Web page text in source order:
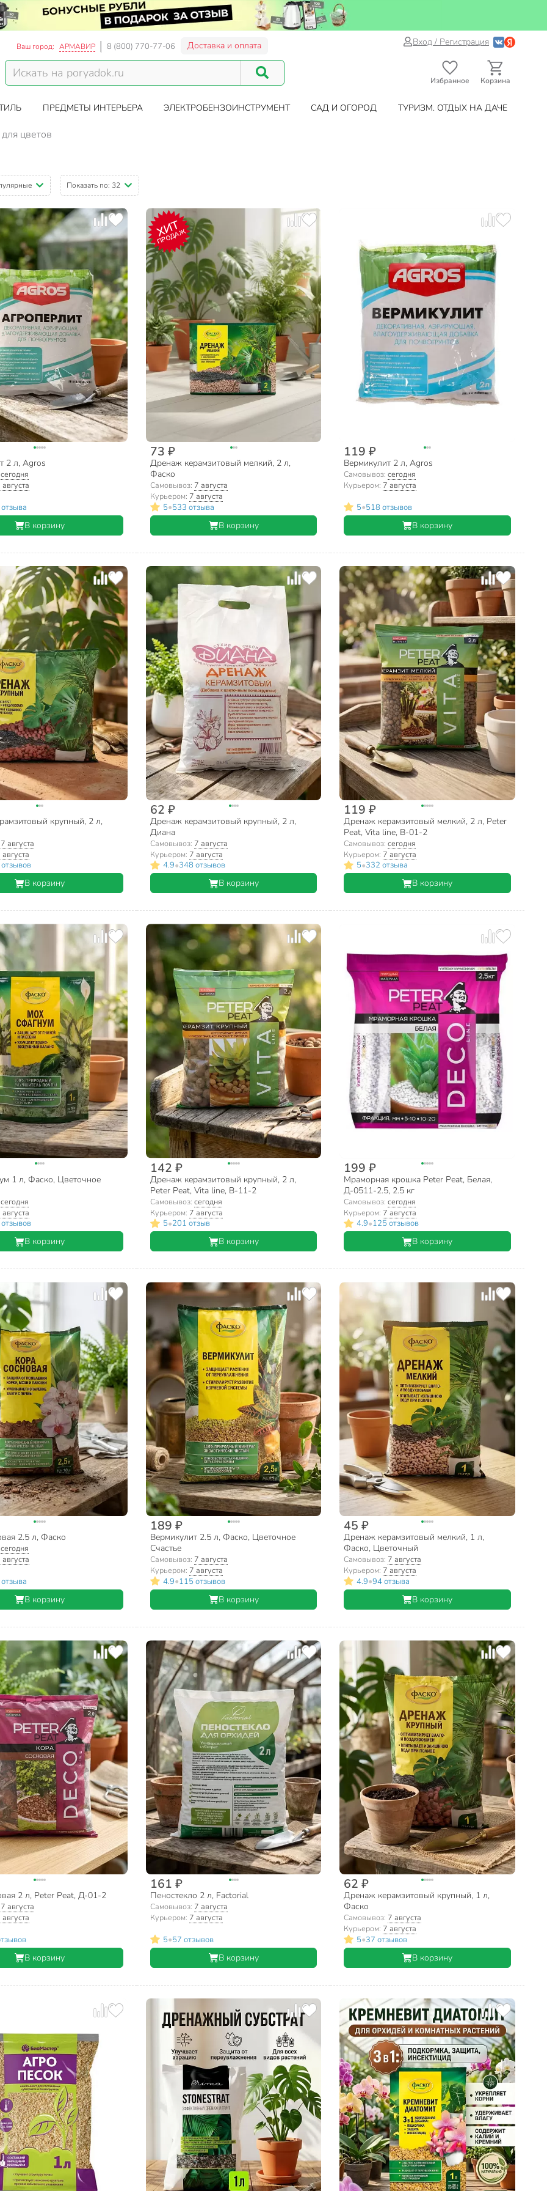
Ваш город: АРМАВИР 8 (800) 770-77-06 Доставка и оплата Вход / Регистрация
Избранное Корзина
ПРЕДМЕТЫ ИНТЕРЬЕРА ЭЛЕКТРОБЕНЗОИНСТРУМЕНТ САД И ОГОРОД ТУРИЗМ. ОТДЫХ НА ДАЧЕ
цветов
Показать по: 32
2 л, Agros
сегодня
августа
В корзину
ХИТ
ПРОДАЖ
73 ₽
Дренаж керамзитовый мелкий, 2 л,
Фаско
Самовывоз: 7 августа
Курьером: 7 августа
5•533 отзыва
В корзину
119 ₽
Вермикулит 2 л, Agros
Самовывоз:сегодня
Курьером: 7 августа
5•518 отзывов
В корзину
крупный, 2 л,
7 августа
августа
В корзину
62 ₽
Дренаж керамзитовый крупный, 2 л,
Диана
Самовывоз: 7 августа
Курьером: 7 августа
4.9•348 отзывов
В корзину
119 ₽
Дренаж керамзитовый мелкий, 2 л, Peter
Peat, Vita line, В-01-2
Самовывоз:сегодня
Курьером: 7 августа
5•332 отзыва
В корзину
1 л, Фаско, Цветочное
сегодня
августа
В корзину
142 ₽
Дренаж керамзитовый крупный, 2 л,
Peter Peat, Vita line, В-11-2
Самовывоз: сегодня
Курьером: 7 августа
5•201 отзыв
В корзину
199 ₽
Мраморная крошка Peter Peat, Белая,
Д-0511-2.5, 2.5 кг
Самовывоз:сегодня
Курьером: 7 августа
4.9•125 отзывов
В корзину
2.5 л, Фаско
сегодня
августа
В корзину
189 ₽
Вермикулит 2.5 л, Фаско, Цветочное
Счастье
Самовывоз: 7 августа
Курьером: 7 августа
4.9•115 отзывов
В корзину
45 ₽
Дренаж керамзитовый мелкий, 1 л,
Фаско, Цветочный
Самовывоз: 7 августа
Курьером: 7 августа
4.9•94 отзыва
В корзину
2 л, Peter Peat, Д-01-2
7 августа
августа
В корзину
161 ₽
Пеностекло 2 л, Factorial
Самовывоз: 7 августа
Курьером: 7 августа
5•57 отзывов
В корзину
62 ₽
Дренаж керамзитовый крупный, 1 л,
Фаско
Самовывоз: 7 августа
Курьером: 7 августа
5•37 отзывов
В корзину